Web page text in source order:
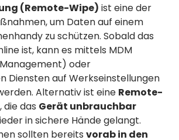
(Remote-Wipe) ist eine der
um Daten auf einem
zu schützen. Sobald das
ist, kann es mittels MDM
oder
Diensten auf Werkseinstellungen
Alternativ ist eine Remote-
die das Gerät unbrauchbar
in sichere Hände gelangt.
sollten bereits vorab in den